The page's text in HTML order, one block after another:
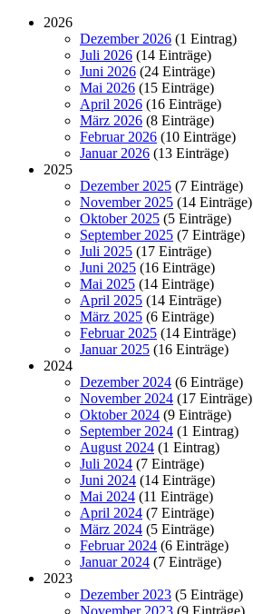
2026
Dezember 2026 (1 Eintrag)
Juli 2026 (14 Einträge)
Juni 2026 (24 Einträge)
Mai 2026 (15 Einträge)
April 2026 (16 Einträge)
März 2026 (8 Einträge)
Februar 2026 (10 Einträge)
Januar 2026 (13 Einträge)
2025
Dezember 2025 (7 Einträge)
November 2025 (14 Einträge)
Oktober 2025 (5 Einträge)
September 2025 (7 Einträge)
Juli 2025 (17 Einträge)
Juni 2025 (16 Einträge)
Mai 2025 (14 Einträge)
April 2025 (14 Einträge)
März 2025 (6 Einträge)
Februar 2025 (14 Einträge)
Januar 2025 (16 Einträge)
2024
Dezember 2024 (6 Einträge)
November 2024 (17 Einträge)
Oktober 2024 (9 Einträge)
September 2024 (1 Eintrag)
August 2024 (1 Eintrag)
Juli 2024 (7 Einträge)
Juni 2024 (14 Einträge)
Mai 2024 (11 Einträge)
April 2024 (7 Einträge)
März 2024 (5 Einträge)
Februar 2024 (6 Einträge)
Januar 2024 (7 Einträge)
2023
Dezember 2023 (5 Einträge)
November 2023 (9 Einträge)